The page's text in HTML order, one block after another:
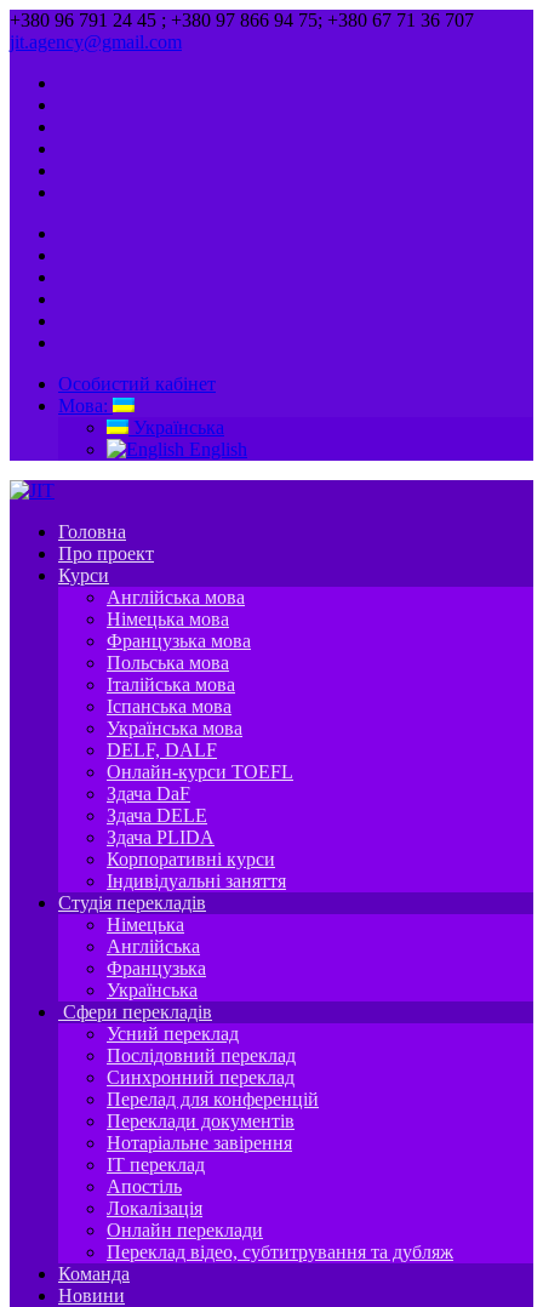
+380 96 791 24 45 ; +380 97 866 94 75; +380 67 71 36 707
jit.agency@gmail.com
Особистий кабінет
Мова:
Українська
English
Головна
Про проект
Курси
Англійська мова
Німецька мова
Французька мова
Польська мова
Італійська мова
Іспанська мова
Українська мова
DELF, DALF
Онлайн-курси TOEFL
Здача DaF
Здача DELE
Здача PLIDA
Корпоративні курси
Індивідуальні заняття
Студія перекладів
Німецька
Англійська
Французька
Українська
Сфери перекладів
Усний переклад
Послідовний переклад
Синхронний переклад
Перелад для конференцій
Переклади документів
Нотаріальне завірення
IT переклад
Апостіль
Локалізація
Онлайн переклади
Переклад відео, субтитрування та дубляж
Команда
Новини